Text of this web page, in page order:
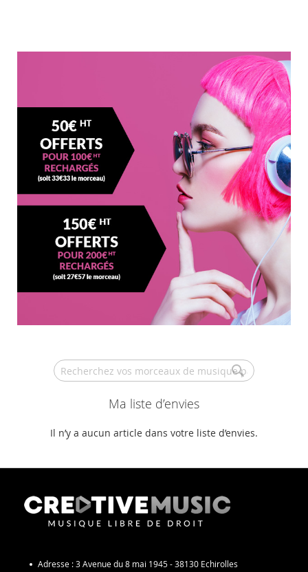
Ma liste d’envies
Il n’y a aucun article dans votre liste d’envies.
Adresse :3 Avenue du 8 mai 1945 - 38130 Echirolles